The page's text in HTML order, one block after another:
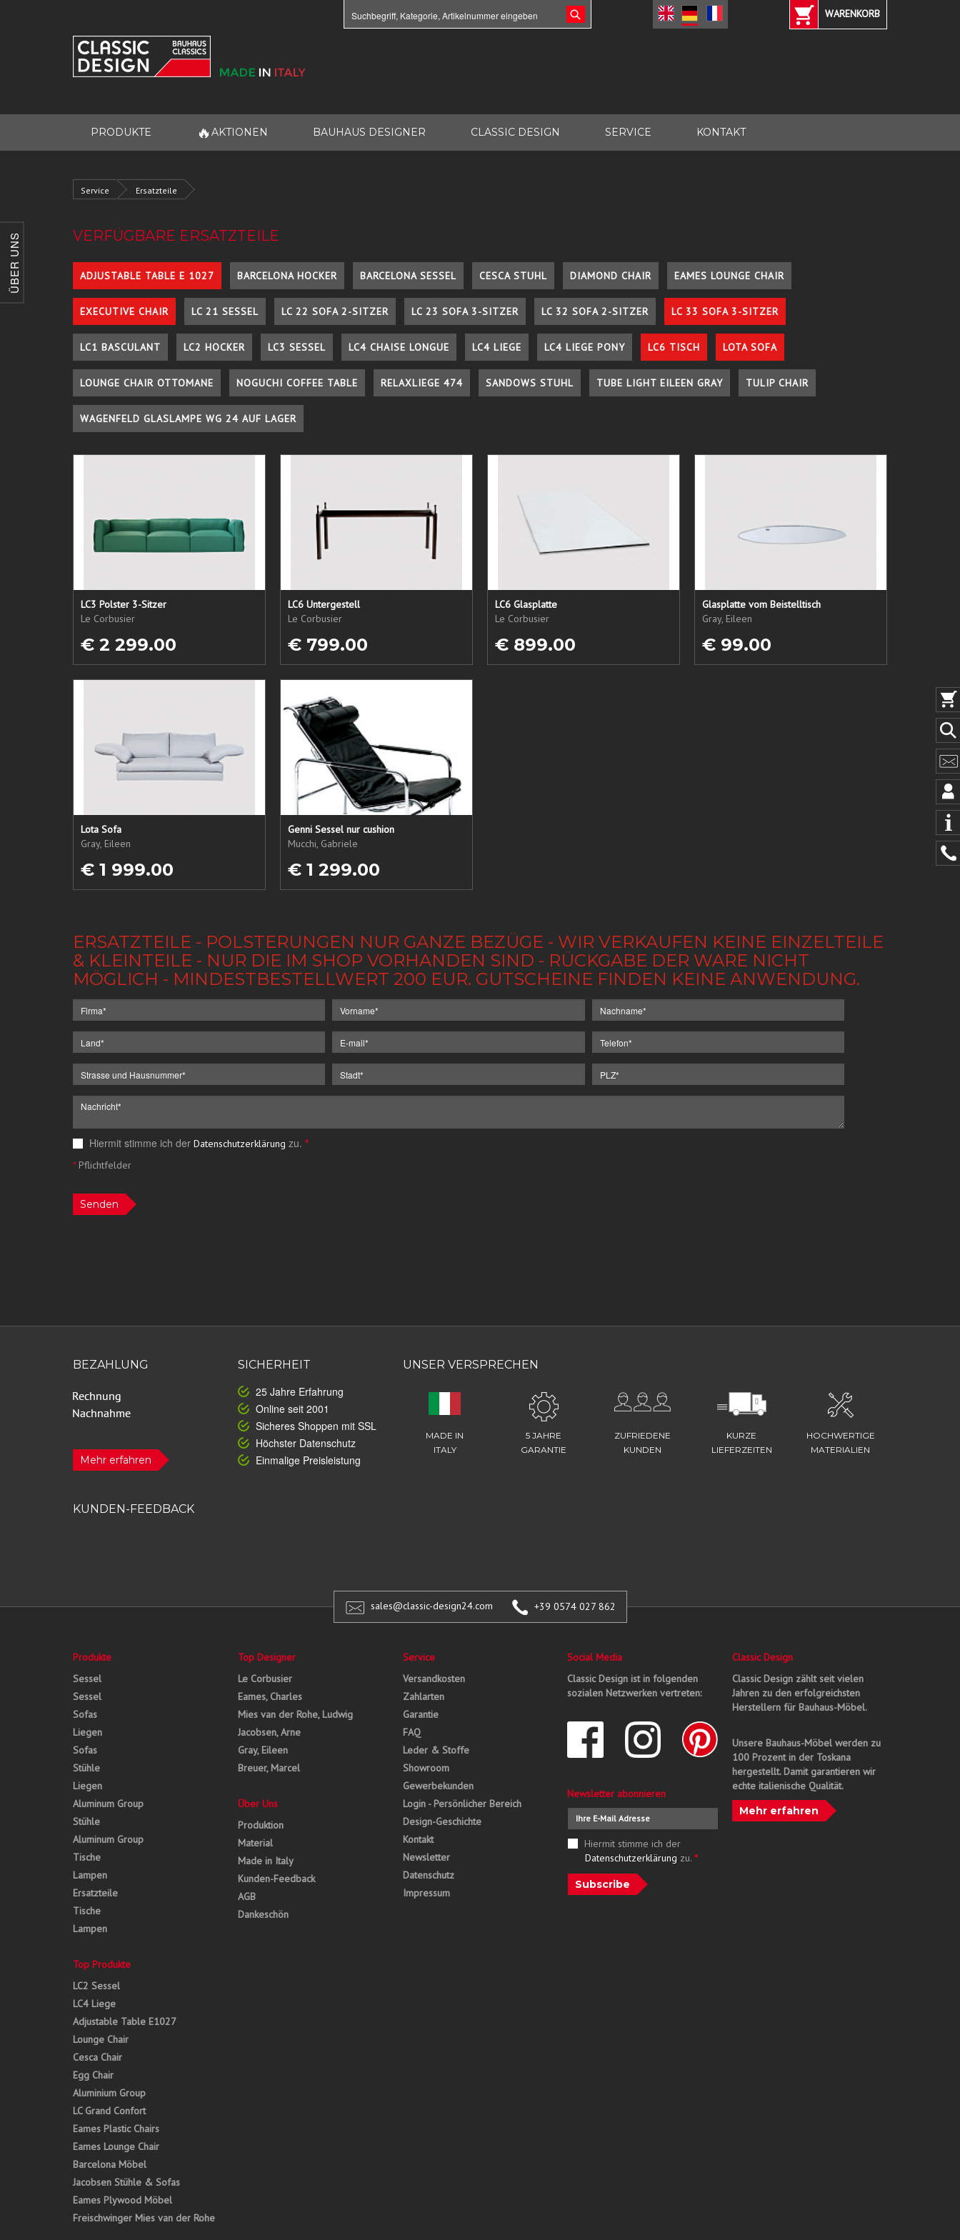
ÜBER UNS
WARENKORB
PRODUKTE 🔥 AKTIONEN BAUHAUS DESIGNER CLASSIC DESIGN SERVICE KONTAKT
Service Ersatzteile
VERFÜGBARE ERSATZTEILE
ADJUSTABLE TABLE E 1027 BARCELONA HOCKER BARCELONA SESSEL CESCA STUHL DIAMOND CHAIR EAMES LOUNGE CHAIR
EXECUTIVE CHAIR LC 21 SESSEL LC 22 SOFA 2-SITZER LC 23 SOFA 3-SITZER LC 32 SOFA 2-SITZER LC 33 SOFA 3-SITZER
LC1 BASCULANT LC2 HOCKER LC3 SESSEL LC4 CHAISE LONGUE LC4 LIEGE LC4 LIEGE PONY LC6 TISCH LOTA SOFA
LOUNGE CHAIR OTTOMANE NOGUCHI COFFEE TABLE RELAXLIEGE 474 SANDOWS STUHL TUBE LIGHT EILEEN GRAY TULIP CHAIR
WAGENFELD GLASLAMPE WG 24 AUF LAGER
LC3 Polster 3-Sitzer
Le Corbusier
€ 2 299.00
LC6 Untergestell
Le Corbusier
€ 799.00
LC6 Glasplatte
Le Corbusier
€ 899.00
Glasplatte vom Beistelltisch
Gray, Eileen
€ 99.00
Lota Sofa
Gray, Eileen
€ 1 999.00
Genni Sessel nur cushion
Mucchi, Gabriele
€ 1 299.00
ERSATZTEILE - POLSTERUNGEN NUR GANZE BEZÜGE - WIR VERKAUFEN KEINE EINZELTEILE
& KLEINTEILE - NUR DIE IM SHOP VORHANDEN SIND - RÜCKGABE DER WARE NICHT
MÖGLICH - MINDESTBESTELLWERT 200 EUR. GUTSCHEINE FINDEN KEINE ANWENDUNG.
Hiermit stimme ich der Datenschutzerklärung zu. *
*Pflichtfelder
Senden
BEZAHLUNG
Mehr erfahren
SICHERHEIT
25 Jahre Erfahrung
Online seit 2001
Sicheres Shoppen mit SSL
Höchster Datenschutz
Einmalige Preisleistung
UNSER VERSPRECHEN
MADE IN
ITALY
5 JAHRE
GARANTIE
ZUFRIEDENE
KUNDEN
KURZE
LIEFERZEITEN
HOCHWERTIGE
MATERIALIEN
KUNDEN-FEEDBACK
sales@classic-design24.com +39 0574 027 862
Produkte
Sessel
Sessel
Sofas
Liegen
Sofas
Stühle
Liegen
Aluminum Group
Stühle
Aluminum Group
Tische
Lampen
Ersatzteile
Tische
Lampen
Top Produkte
LC2 Sessel
LC4 Liege
Adjustable Table E1027
Lounge Chair
Cesca Chair
Egg Chair
Aluminium Group
LC Grand Confort
Eames Plastic Chairs
Eames Lounge Chair
Barcelona Möbel
Jacobsen Stühle & Sofas
Eames Plywood Möbel
Freischwinger Mies van der Rohe
Top Designer
Le Corbusier
Eames, Charles
Mies van der Rohe, Ludwig
Jacobsen, Arne
Gray, Eileen
Breuer, Marcel
Über Uns
Produktion
Material
Made in Italy
Kunden-Feedback
AGB
Dankeschön
Service
Versandkosten
Zahlarten
Garantie
FAQ
Leder & Stoffe
Showroom
Gewerbekunden
Login - Persönlicher Bereich
Design-Geschichte
Kontakt
Newsletter
Datenschutz
Impressum
Social Media
Classic Design ist in folgenden
sozialen Netzwerken vertreten:
Newsletter abonnieren
Hiermit stimme ich der
Datenschutzerklärung zu. *
Subscribe
Classic Design
Classic Design zählt seit vielen
Jahren zu den erfolgreichsten
Herstellern für Bauhaus-Möbel.
Unsere Bauhaus-Möbel werden zu
100 Prozent in der Toskana
hergestellt. Damit garantieren wir
echte italienische Qualität.
Mehr erfahren